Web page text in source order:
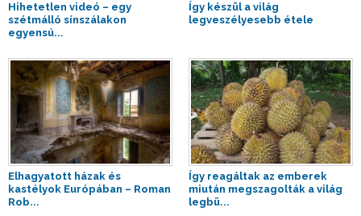
Hihetetlen videó – egy
szétmálló sínszálakon
egyensú...
Így készül a világ
legveszélyesebb étele
Elhagyatott házak és
kastélyok Európában – Roman
Rob...
Így reagáltak az emberek
miután megszagolták a világ
legbü...